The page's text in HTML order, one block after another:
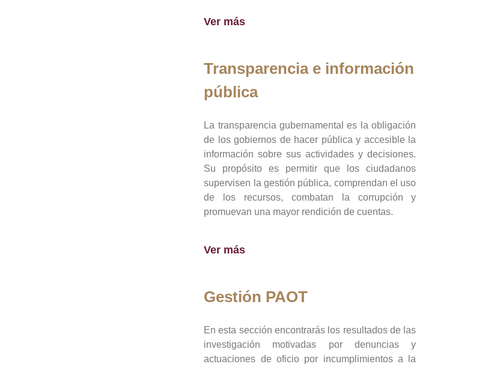
Ver más
Transparencia e información
pública
La transparencia gubernamental es la obligación
de los gobiernos de hacer pública y accesible la
información sobre sus actividades y decisiones.
Su propósito es permitir que los ciudadanos
supervisen la gestión pública, comprendan el uso
de los recursos, combatan la corrupción y
promuevan una mayor rendición de cuentas.
Ver más
Gestión PAOT
En esta sección encontrarás los resultados de las
investigación motivadas por denuncias y
actuaciones de oficio por incumplimientos a la